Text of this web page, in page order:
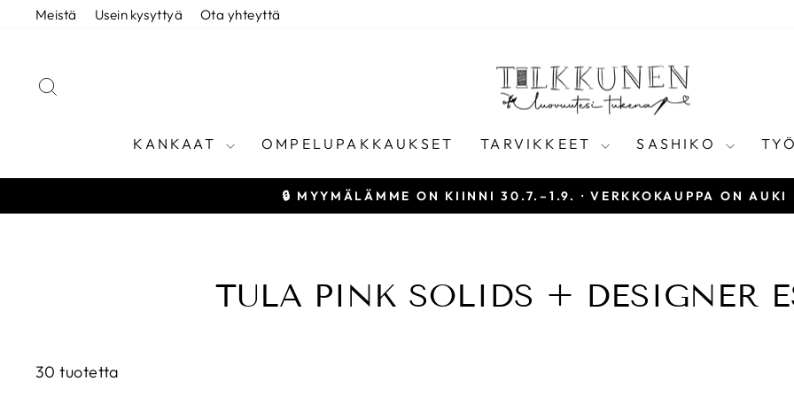
SiirryMeistä Usein kysyttyä Ota yhteyttä
KANKAAT OMPELUPAKKAUKSET TARVIKKEET SASHIKO
Keskeytä
🔒 MYYMÄLÄMME ON KIINNI 30.7.–1.9. · VERKKOKAUPPA ON
TULA PINK SOLIDS + DESIGNER
30 tuotetta